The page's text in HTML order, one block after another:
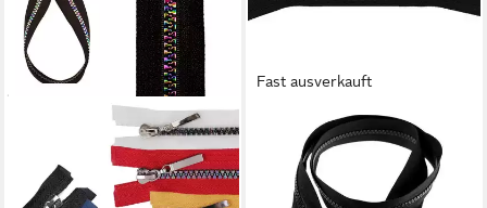
Reißverschluss
Reißverschluss 5mm inkl.
Zipper, Regenbogen, 50cm
Fast ausverkauft
MADDMA
Reißverschluss 1
Reißverschluss 2-Wege 5mm
85cm teilbar Autolock